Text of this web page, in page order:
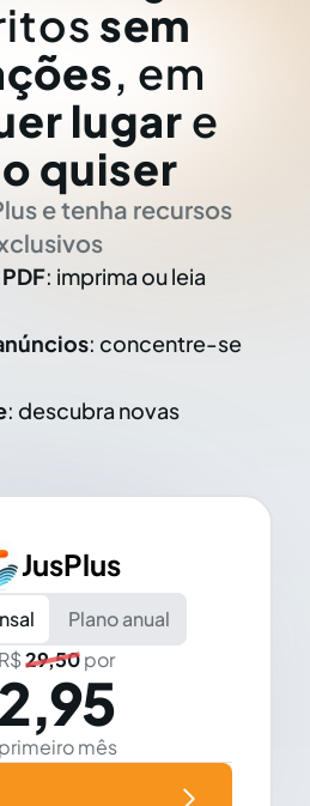
sem
, em
lugar e
quiser
e tenha recursos
: imprima ou leia
: concentre-se
: descubra novas
JusPlus
Plano anual
29,50por
2,95
mês